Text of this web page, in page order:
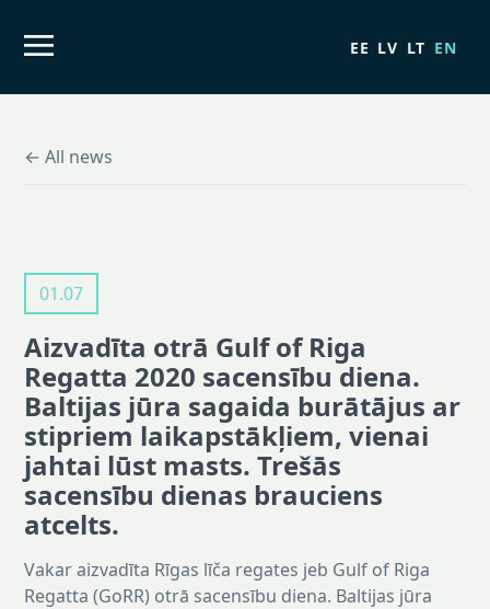
EE LV LT EN
← All news
01.07
Aizvadīta otrā Gulf of Riga
Regatta 2020 sacensību diena.
Baltijas jūra sagaida burātājus ar
stipriem laikapstākļiem, vienai
jahtai lūst masts. Trešās
sacensību dienas brauciens
atcelts.
Vakar aizvadīta Rīgas līča regates jeb Gulf of Riga
Regatta (GoRR) otrā sacensību diena. Baltijas jūra